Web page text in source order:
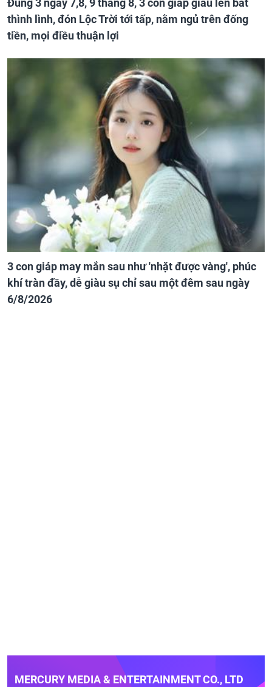
Đúng 3 ngày 7,8, 9 tháng 8, 3 con giáp giàu lên bất
thình lình, đón Lộc Trời tới tấp, nằm ngủ trên đống
tiền, mọi điều thuận lợi
3 con giáp may mắn sau như 'nhặt được vàng', phúc
khí tràn đầy, dễ giàu sụ chỉ sau một đêm sau ngày
6/8/2026
MERCURY MEDIA & ENTERTAINMENT CO., LTD